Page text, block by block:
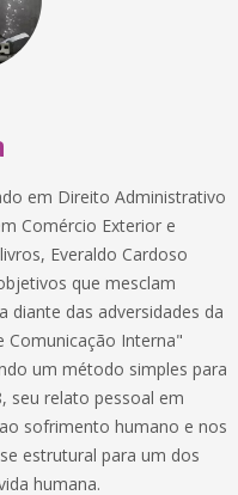
em Direito Administrativo
Comércio Exterior e
Everaldo Cardoso
que mesclam
das adversidades da
Comunicação Interna"
um método simples para
seu relato pessoal em
sofrimento humano e nos
estrutural para um dos
humana.